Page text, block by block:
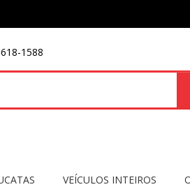
1588
VEÍCULOS INTEIROS